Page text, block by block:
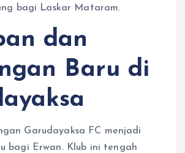
bagi Laskar Mataram.
dan
Baru di
Garudayaksa FC menjadi
bagi Erwan. Klub ini tengah